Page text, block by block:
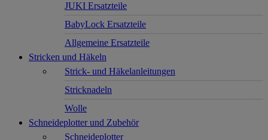
JUKI Ersatzteile
BabyLock Ersatzteile
Allgemeine Ersatzteile
Stricken und Häkeln
Strick- und Häkelanleitungen
Stricknadeln
Wolle
Schneideplotter und Zubehör
Schneideplotter